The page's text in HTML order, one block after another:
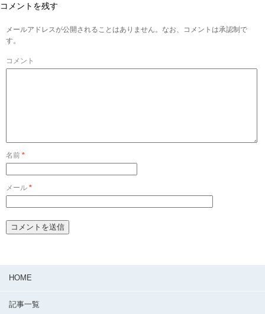
コメントを残す
メールアドレスが公開されることはありません。なお、コメントは承認制で
す。
コメント
名前 *
メール *
HOME
記事一覧